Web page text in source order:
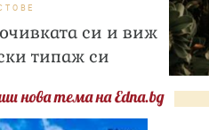
си и виж
типаж си
нова тема на Edna.bg